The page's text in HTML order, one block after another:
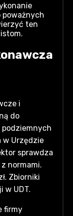
poważnych
ten
i
do
podziemnych
w Urzędzie
sprawdza
normami.
Zbiorniki
w UDT.
firmy